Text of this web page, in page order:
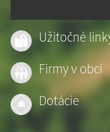
Užitočné
Firmy v obci
Dotácie